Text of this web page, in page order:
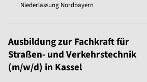
Niederlassung Nordbayern
Ausbildung zur Fachkraft für
Straßen- und Verkehrstechnik
(m/w/d) in Kassel